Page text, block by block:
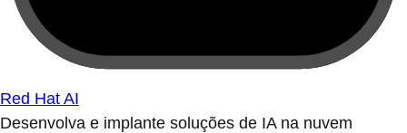
Red Hat AI
Desenvolva e implante soluções de IA na nuvem